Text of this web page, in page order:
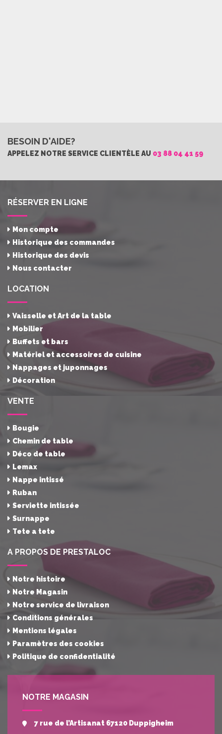
BESOIN D'AIDE?
APPELEZ NOTRE SERVICE CLIENTÈLE AU 03 88 04 41 59
RÉSERVER EN LIGNE
Mon compte
Historique des commandes
Historique des devis
Nous contacter
LOCATION
Vaisselle et Art de la table
Mobilier
Buffets et bars
Matériel et accessoires de cuisine
Nappages et juponnages
Décoration
VENTE
Bougie
Chemin de table
Déco de table
Lemax
Nappe intissé
Ruban
Serviette intissée
Surnappe
Tete a tete
A PROPOS DE PRESTALOC
Notre histoire
Notre Magasin
Notre service de livraison
Conditions générales
Mentions légales
Paramètres des cookies
Politique de confidentialité
NOTRE MAGASIN
7 rue de l’Artisanat 67120 Duppigheim